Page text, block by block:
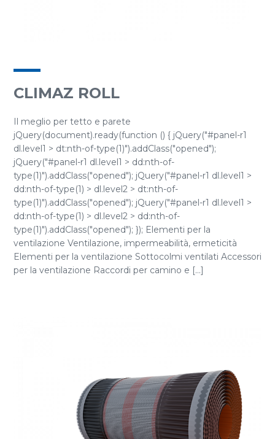
CLIMAZ ROLL
Il meglio per tetto e parete
jQuery(document).ready(function () { jQuery("#panel-r1
dl.level1 > dt:nth-of-type(1)").addClass("opened");
jQuery("#panel-r1 dl.level1 > dd:nth-of-
type(1)").addClass("opened"); jQuery("#panel-r1 dl.level1 >
dd:nth-of-type(1) > dl.level2 > dt:nth-of-
type(1)").addClass("opened"); jQuery("#panel-r1 dl.level1 >
dd:nth-of-type(1) > dl.level2 > dd:nth-of-
type(1)").addClass("opened"); }); Elementi per la
ventilazione Ventilazione, impermeabilità, ermeticità
Elementi per la ventilazione Sottocolmi ventilati Accessori
per la ventilazione Raccordi per camino e [...]